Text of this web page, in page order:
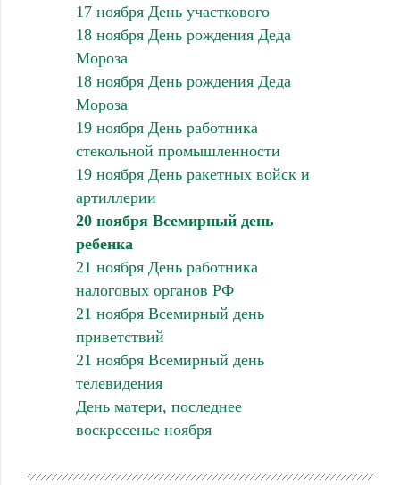
17 ноября День участкового
18 ноября День рождения Деда
Мороза
18 ноября День рождения Деда
Мороза
19 ноября День работника
стекольной промышленности
19 ноября День ракетных войск и
артиллерии
20 ноября Всемирный день
ребенка
21 ноября День работника
налоговых органов РФ
21 ноября Всемирный день
приветствий
21 ноября Всемирный день
телевидения
День матери, последнее
воскресенье ноября